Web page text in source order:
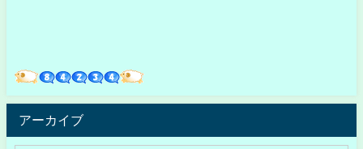
アーカイブ